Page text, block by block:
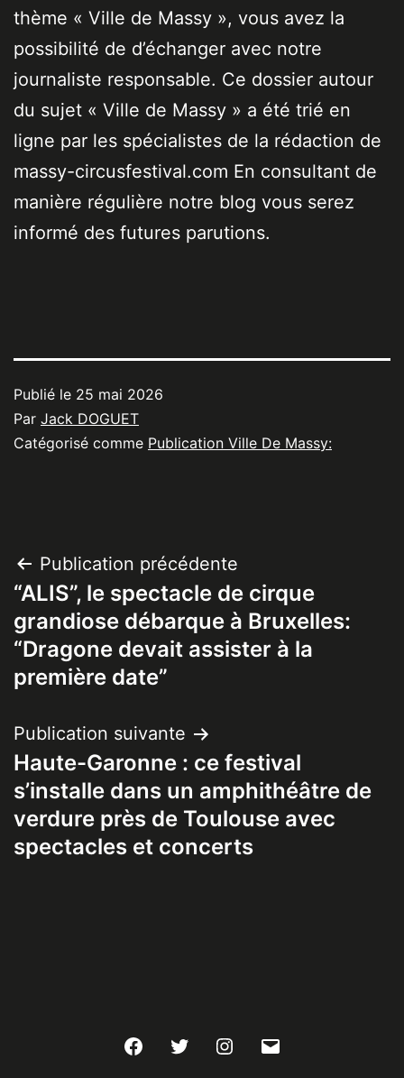
thème « Ville de Massy », vous avez la
possibilité de d’échanger avec notre
journaliste responsable. Ce dossier autour
du sujet « Ville de Massy » a été trié en
ligne par les spécialistes de la rédaction de
massy-circusfestival.com En consultant de
manière régulière notre blog vous serez
informé des futures parutions.
Publié le 25 mai 2026
Par Jack DOGUET
Catégorisé comme Publication Ville De Massy:
Navigation
de
l’article
Publication précédente
“ALIS”, le spectacle de cirque
grandiose débarque à Bruxelles:
“Dragone devait assister à la
première date”
Publication suivante
Haute-Garonne : ce festival
s’installe dans un amphithéâtre de
verdure près de Toulouse avec
spectacles et concerts
FacebookTwitter Instagram